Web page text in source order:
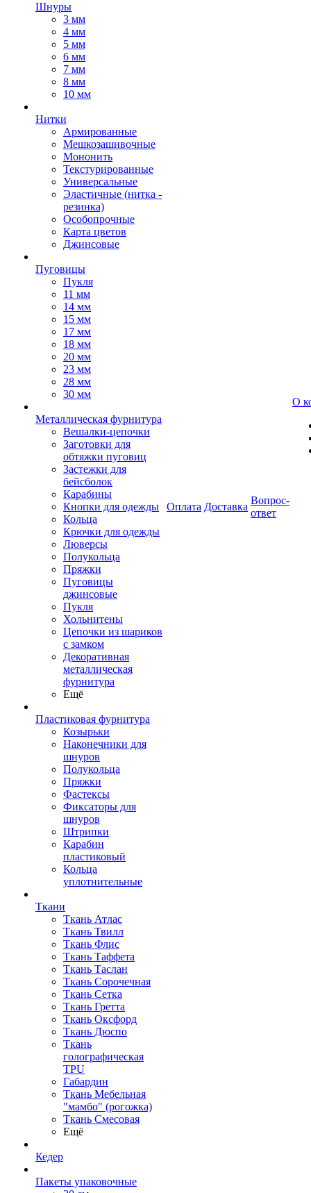
Шнуры
3 мм
4 мм
5 мм
6 мм
7 мм
8 мм
10 мм
Нитки
Армированные
Мешкозашивочные
Мононить
Текстурированные
Универсальные
Эластичные (нитка -
резинка)
Особопрочные
Карта цветов
Джинсовые
Пуговицы
Пукля
11 мм
14 мм
15 мм
17 мм
18 мм
20 мм
23 мм
28 мм
30 мм
Металлическая фурнитура
Вешалки-цепочки
Заготовки для
обтяжки пуговиц
Застежки для
бейсболок
Карабины
Кнопки для одежды
Кольца
Крючки для одежды
Люверсы
Полукольца
Пряжки
Пуговицы
джинсовые
Пукля
Хольнитены
Цепочки из шариков
с замком
Декоративная
металлическая
фурнитура
Ещё
Пластиковая фурнитура
Козырьки
Наконечники для
шнуров
Полукольца
Пряжки
Фастексы
Фиксаторы для
шнуров
Штрипки
Карабин
пластиковый
Кольца
уплотнительные
Ткани
Ткань Атлас
Ткань Твилл
Ткань Флис
Ткань Таффета
Ткань Таслан
Ткань Сорочечная
Ткань Сетка
Ткань Гретта
Ткань Оксфорд
Ткань Дюспо
Ткань
голографическая
TPU
Габардин
Ткань Мебельная
"мамбо" (рогожка)
Ткань Смесовая
Ещё
Кедер
Пакеты упаковочные
Оплата Доставка
Вопрос-
ответ
О